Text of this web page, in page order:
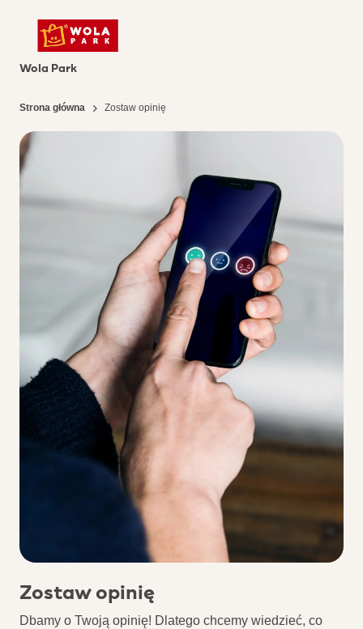
Wola Park
Strona główna Zostaw opinię
Zostaw opinię
Dbamy o Twoją opinię! Dlatego chcemy wiedzieć, co